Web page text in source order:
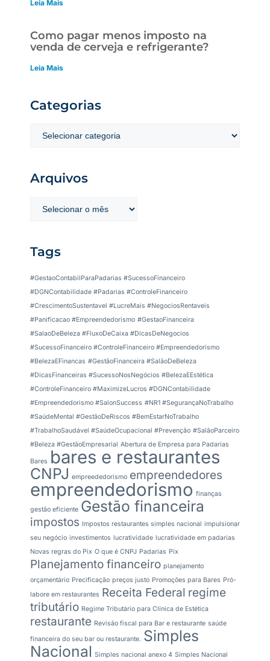
Leia Mais
Como pagar menos imposto na
venda de cerveja e refrigerante?
Leia Mais
Categorias
Arquivos
Tags
#GestaoContabilParaPadarias #SucessoFinanceiro
#DGNContabilidade #Padarias #ControleFinanceiro
#CrescimentoSustentavel #LucreMais #NegociosRentaveis
#Panificacao #Empreendedorismo #GestaoFinanceira
#SalaoDeBeleza #FluxoDeCaixa #DicasDeNegocios
#SucessoFinanceiro #ControleFinanceiro #Empreendedorismo
#BelezaEFinancas #GestãoFinanceira #SalãoDeBeleza
#DicasFinanceiras #SucessoNosNegócios #BelezaEEstética
#ControleFinanceiro #MaximizeLucros #DGNContabilidade
#Empreendedorismo #SalonSuccess #NR1 #SegurançaNoTrabalho
#SaúdeMental #GestãoDeRiscos #BemEstarNoTrabalho
#TrabalhoSaudável #SaúdeOcupacional #Prevenção #SalãoParceiro
#Beleza #GestãoEmpresarial Abertura de Empresa para Padarias
Bares bares e restaurantes
CNPJ empreededorismo empreendedores
empreendedorismo finanças
gestão eficiente Gestão financeira
impostos Impostos restaurantes simples nacional impulsionar
seu negócio investimentos lucratividade lucratividade em padarias
Novas regras do Pix O que é CNPJ Padarias Pix
Planejamento financeiro planejamento
orçamentário Precificação preços justo Promoções para Bares Pró-
labore em restaurantes Receita Federal regime
tributário Regime Tributário para Clínica de Estética
restaurante Revisão fiscal para Bar e restaurante saúde
financeira do seu bar ou restaurante. Simples
Nacional Simples nacional anexo 4 Simples Nacional